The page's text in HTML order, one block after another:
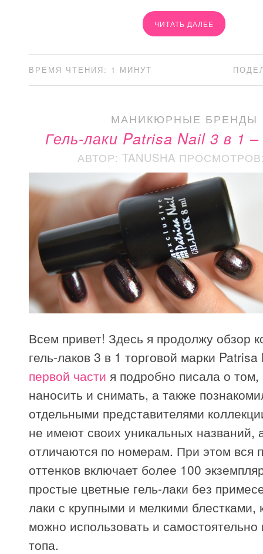
ЧИТАТЬ ДАЛЕЕ
ВРЕМЯ ЧТЕНИЯ: 1 МИНУТ
МАНИКЮРНЫЕ БРЕНДЫ
Гель-лаки Patrisa Nail 3 в 1
АВТОР: TANUSHA
Всем привет! Здесь я продолжу обзор
гель-лаков 3 в 1 торговой марки
первой части я подробно писала о том,
наносить и снимать, а также
отдельными представителями
не имеют своих уникальных названий,
отличаются по номерам. При этом вся
оттенков включает более 100
простые цветные гель-лаки без
лаки с крупными и мелкими блестками,
можно использовать и самостоятельно
топа.